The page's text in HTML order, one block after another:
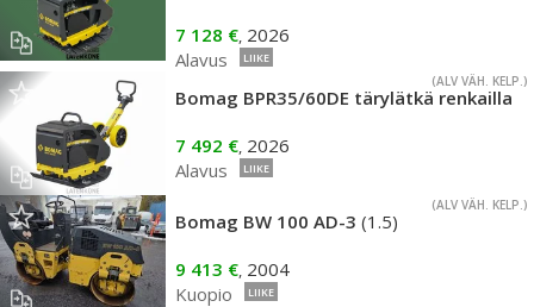
7 128 €, 2026
Alavus
LIIKE
(ALV VÄH. KELP.)
Bomag BPR35/60DE tärylätkä renkailla
7 492 €, 2026
Alavus
LIIKE
(ALV VÄH. KELP.)
Bomag BW 100 AD-3 (1.5)
9 413 €, 2004
Kuopio
LIIKE